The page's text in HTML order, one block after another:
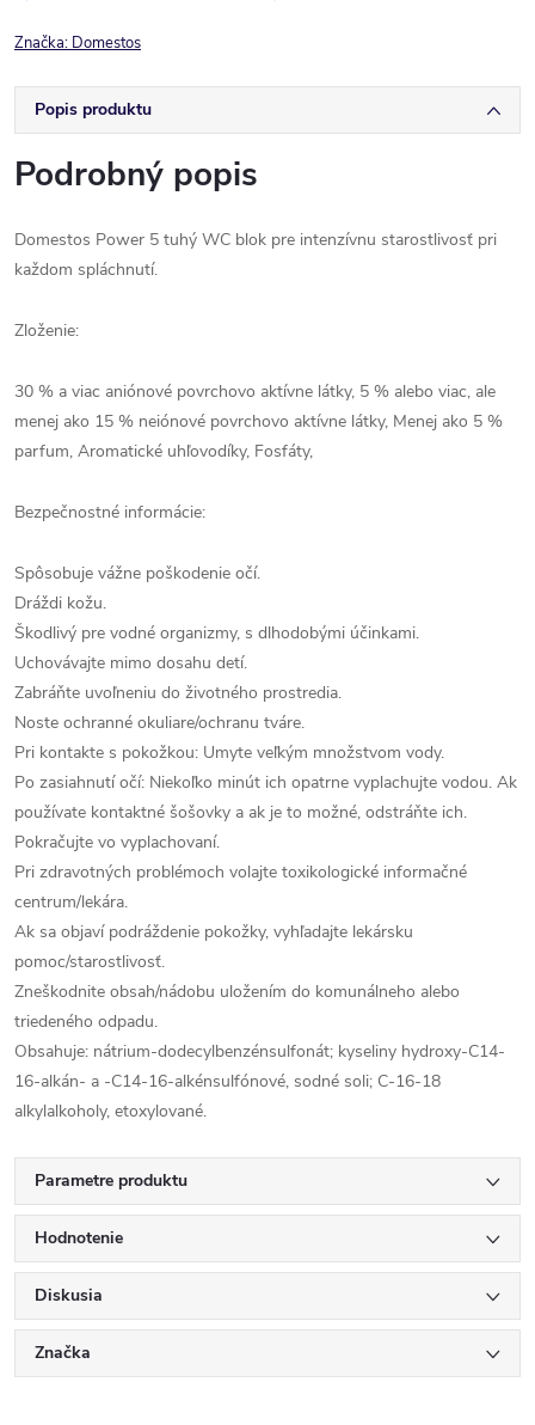
Značka: Domestos
Popis produktu
Podrobný popis
Domestos Power 5 tuhý WC blok pre intenzívnu starostlivosť pri
každom spláchnutí.
Zloženie:
30 % a viac aniónové povrchovo aktívne látky, 5 % alebo viac, ale
menej ako 15 % neiónové povrchovo aktívne látky, Menej ako 5 %
parfum, Aromatické uhľovodíky, Fosfáty,
Bezpečnostné informácie:
Spôsobuje vážne poškodenie očí.
Dráždi kožu.
Škodlivý pre vodné organizmy, s dlhodobými účinkami.
Uchovávajte mimo dosahu detí.
Zabráňte uvoľneniu do životného prostredia.
Noste ochranné okuliare/ochranu tváre.
Pri kontakte s pokožkou: Umyte veľkým množstvom vody.
Po zasiahnutí očí: Niekoľko minút ich opatrne vyplachujte vodou. Ak
používate kontaktné šošovky a ak je to možné, odstráňte ich.
Pokračujte vo vyplachovaní.
Pri zdravotných problémoch volajte toxikologické informačné
centrum/lekára.
Ak sa objaví podráždenie pokožky, vyhľadajte lekársku
pomoc/starostlivosť.
Zneškodnite obsah/nádobu uložením do komunálneho alebo
triedeného odpadu.
Obsahuje: nátrium-dodecylbenzénsulfonát; kyseliny hydroxy-C14-
16-alkán- a -C14-16-alkénsulfónové, sodné soli; C-16-18
alkylalkoholy, etoxylované.
Parametre produktu
Hodnotenie
Diskusia
Značka